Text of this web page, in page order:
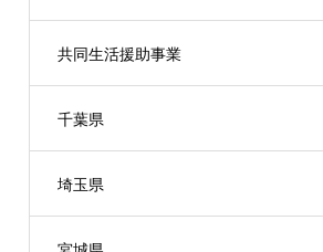
共同生活援助事業
千葉県
埼玉県